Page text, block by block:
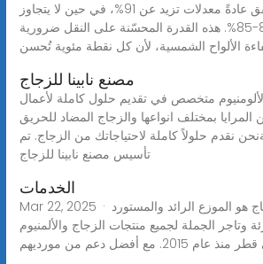
الضوء، حيث يحقق عادةً معدلات تزيد عن 91%، في حين لا يتجاوز
الزجاج العادي 80-85%. هذه القدرة المحسّنة على النقل ضرورية
الألواح الشمسية، لأن كل نقطة مئوية تُحسن
مصنع نابينا للزجاج
متخصص في تقديم حلول كاملة لأعمال
المرايا بمختلف انواعها والزجاج المضاد للحريق
نقدم حلولاً كاملة لاحتياجاتك من الزجاج. تم
تأسيس مصنع نابينا للزجاج
الخدمات
Mar 22, 2025 · مصنع بانوراما للزجاج هو الموزع الرائد والمستورد
وتاجر الجملة لجميع منتجات الزجاج والألمنيوم